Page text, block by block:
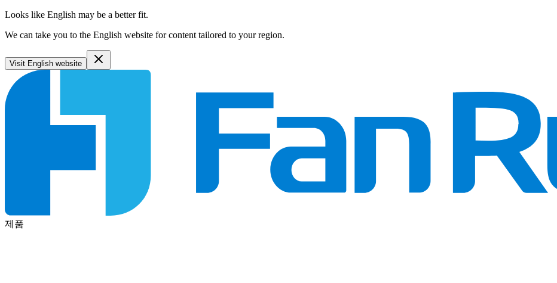
Looks like English may be a better fit.
We can take you to the English website for content tailored to your region.
Visit English website
제품